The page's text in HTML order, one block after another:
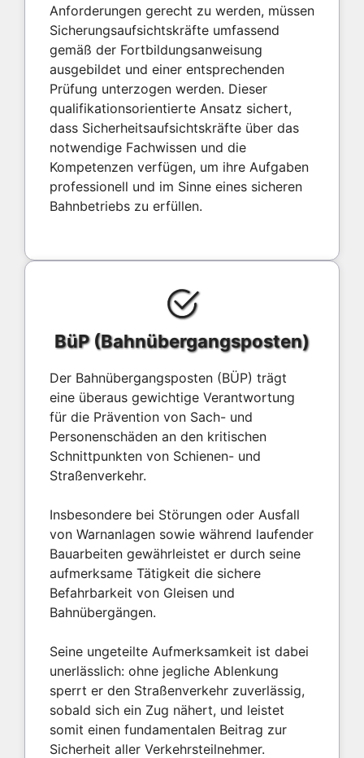
Anforderungen gerecht zu werden, müssen
Sicherungsaufsichtskräfte umfassend
gemäß der Fortbildungsanweisung
ausgebildet und einer entsprechenden
Prüfung unterzogen werden. Dieser
qualifikationsorientierte Ansatz sichert,
dass Sicherheitsaufsichtskräfte über das
notwendige Fachwissen und die
Kompetenzen verfügen, um ihre Aufgaben
professionell und im Sinne eines sicheren
Bahnbetriebs zu erfüllen.
BüP (Bahnübergangsposten)
Der Bahnübergangsposten (BÜP) trägt
eine überaus gewichtige Verantwortung
für die Prävention von Sach- und
Personenschäden an den kritischen
Schnittpunkten von Schienen- und
Straßenverkehr.
Insbesondere bei Störungen oder Ausfall
von Warnanlagen sowie während laufender
Bauarbeiten gewährleistet er durch seine
aufmerksame Tätigkeit die sichere
Befahrbarkeit von Gleisen und
Bahnübergängen.
Seine ungeteilte Aufmerksamkeit ist dabei
unerlässlich: ohne jegliche Ablenkung
sperrt er den Straßenverkehr zuverlässig,
sobald sich ein Zug nähert, und leistet
somit einen fundamentalen Beitrag zur
Sicherheit aller Verkehrsteilnehmer.